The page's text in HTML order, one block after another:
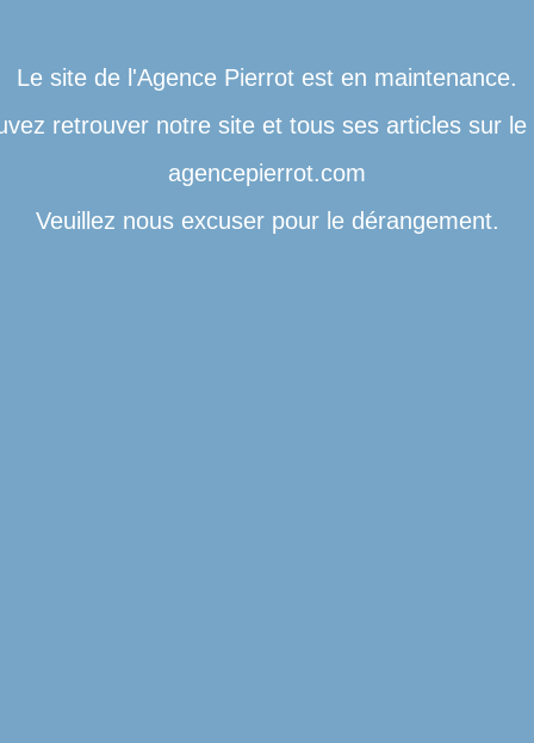
Le site de l'Agence Pierrot est en maintenance.
retrouver notre site et tous ses articles sur le
agencepierrot.com
Veuillez nous excuser pour le dérangement.